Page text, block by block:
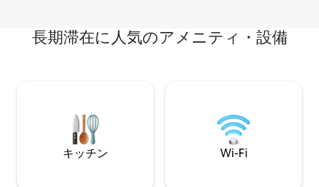
長期滞在に人気のアメニティ・設備
キッチン Wi-Fi